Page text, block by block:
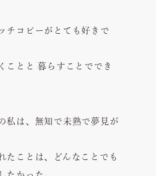
チコピーがとても好きで
ことと 暮らすことででき
私は、無知で未熟で夢見が
たことは、どんなことでも